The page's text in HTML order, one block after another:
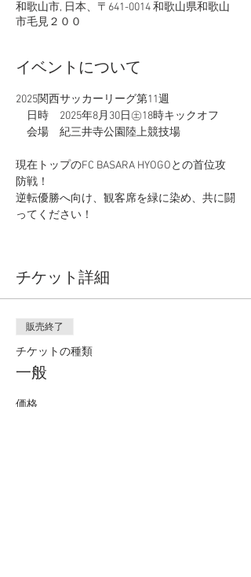
和歌山市, 日本、〒641-0014 和歌山県和歌山
市毛見２００
イベントについて
2025関西サッカーリーグ第11週
日時　2025年8月30日㊏18時キックオフ
会場　紀三井寺公園陸上競技場
現在トップのFC BASARA HYOGOとの首位攻
防戦！
逆転優勝へ向け、観客席を緑に染め、共に闘
ってください！
チケット詳細
販売終了
チケットの種類
一般
価格